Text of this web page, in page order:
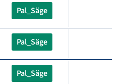
Pal_Säge
Pal_Säge
Pal_Säge